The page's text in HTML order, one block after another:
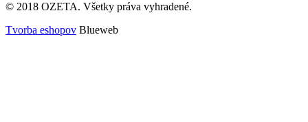
© 2018 OZETA. Všetky práva vyhradené.
Tvorba eshopov Blueweb